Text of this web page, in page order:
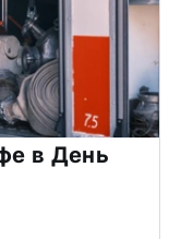
в День